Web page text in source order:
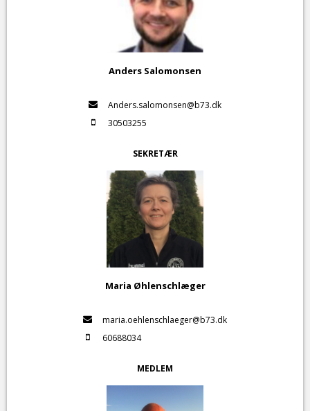
Anders Salomonsen
Anders.salomonsen@b73.dk
30503255
SEKRETÆR
Maria Øhlenschlæger
maria.oehlenschlaeger@b73.dk
60688034
MEDLEM